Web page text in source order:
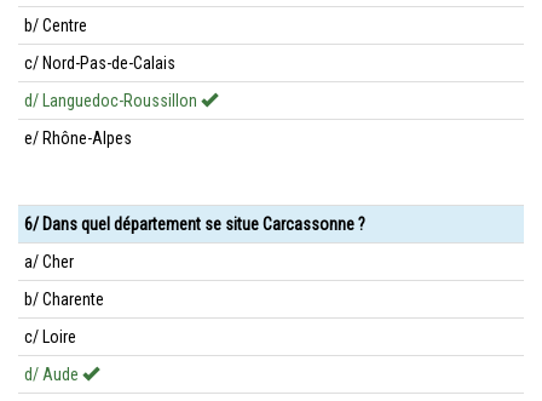
b/ Centre
c/ Nord-Pas-de-Calais
d/ Languedoc-Roussillon
e/ Rhône-Alpes
6/ Dans quel département se situe Carcassonne ?
a/ Cher
b/ Charente
c/ Loire
d/ Aude